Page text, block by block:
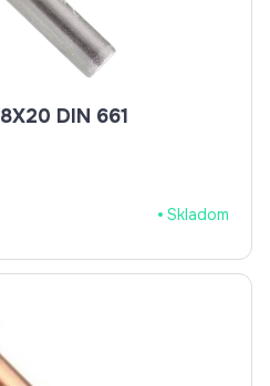
NIT HLINÍKOVÝ ZH 8X20 DIN 661
Skladom